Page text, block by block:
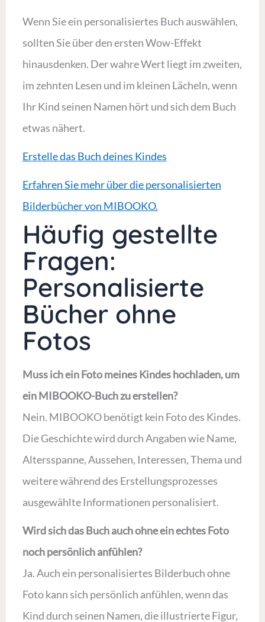
Wenn Sie ein personalisiertes Buch auswählen,
sollten Sie über den ersten Wow-Effekt
hinausdenken. Der wahre Wert liegt im zweiten,
im zehnten Lesen und im kleinen Lächeln, wenn
Ihr Kind seinen Namen hört und sich dem Buch
etwas nähert.
Erstelle das Buch deines Kindes
Erfahren Sie mehr über die personalisierten
Bilderbücher von MIBOOKO.
Häufig gestellte
Fragen:
Personalisierte
Bücher ohne
Fotos
Muss ich ein Foto meines Kindes hochladen, um
ein MIBOOKO-Buch zu erstellen?
Nein. MIBOOKO benötigt kein Foto des Kindes.
Die Geschichte wird durch Angaben wie Name,
Altersspanne, Aussehen, Interessen, Thema und
weitere während des Erstellungsprozesses
ausgewählte Informationen personalisiert.
Wird sich das Buch auch ohne ein echtes Foto
noch persönlich anfühlen?
Ja. Auch ein personalisiertes Bilderbuch ohne
Foto kann sich persönlich anfühlen, wenn das
Kind durch seinen Namen, die illustrierte Figur,